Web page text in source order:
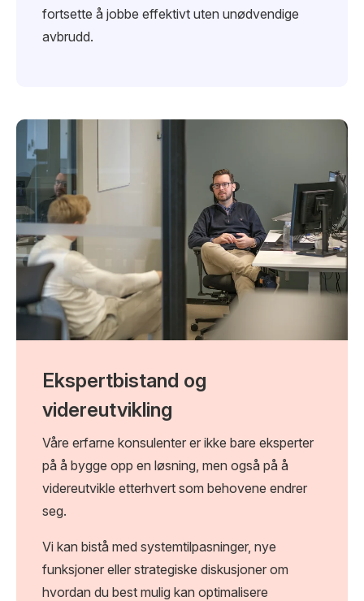
fortsette å jobbe effektivt uten unødvendige
avbrudd.
Ekspertbistand og
videreutvikling
Våre erfarne konsulenter er ikke bare eksperter
på å bygge opp en løsning, men også på å
videreutvikle etterhvert som behovene endrer
seg.
Vi kan bistå med systemtilpasninger, nye
funksjoner eller strategiske diskusjoner om
hvordan du best mulig kan optimalisere